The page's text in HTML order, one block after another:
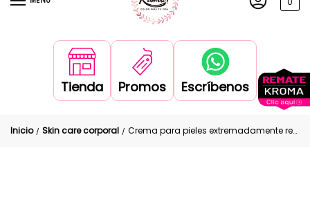
Tienda Promos Escríbenos
Inicio / Skin care corporal / Crema para pieles extremadamente resecas Avena 750ml